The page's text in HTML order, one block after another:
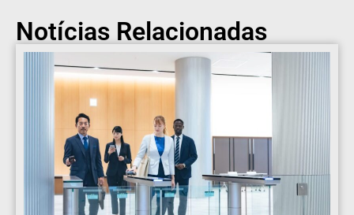
Notícias Relacionadas